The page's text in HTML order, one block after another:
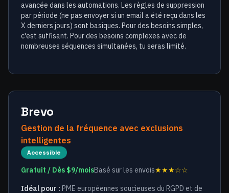
avancée dans les automations. Les règles de suppression
par période (ne pas envoyer si un email a été reçu dans les
X derniers jours) sont basiques. Pour des besoins simples,
c'est suffisant. Pour des besoins complexes avec de
nombreuses séquences simultanées, tu seras limité.
Brevo
Gestion de la fréquence avec exclusions
intelligentes
Accessible
Gratuit / Dès $9/moisBasé sur les envois★★★☆☆
Idéal pour : PME européennes soucieuses du RGPD et de